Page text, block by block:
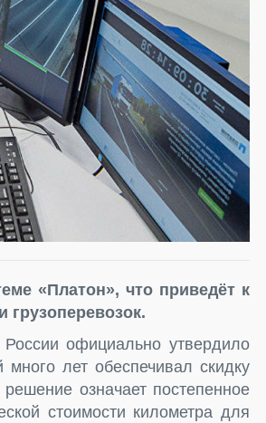
«Платон», что приведёт к
грузоперевозок.
официально утвердило
лет обеспечивал скидку
означает постепенное
стоимости километра для